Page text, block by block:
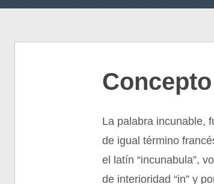
La palabra incunable,
de igual término
el latín “incunabula”,
de interioridad “in” y